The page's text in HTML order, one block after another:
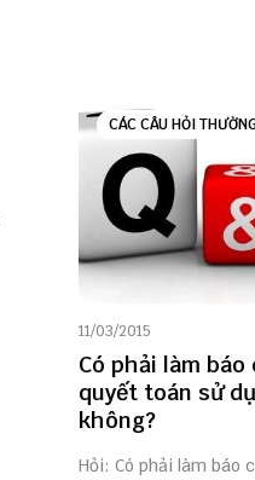
CÁC CÂU HỎI
11/03/2015
Có phải làm
quyết toán sử
không?
Hỏi: Có phải làm báo